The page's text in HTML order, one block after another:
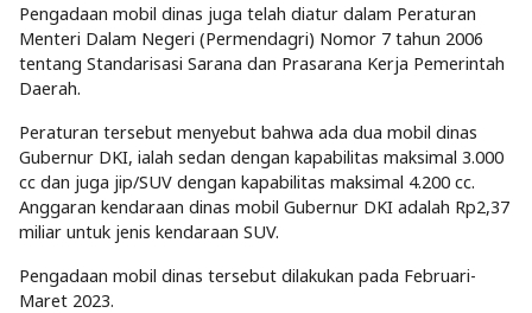
Pengadaan mobil dinas juga telah diatur dalam Peraturan
Menteri Dalam Negeri (Permendagri) Nomor 7 tahun 2006
tentang Standarisasi Sarana dan Prasarana Kerja Pemerintah
Daerah.
Peraturan tersebut menyebut bahwa ada dua mobil dinas
Gubernur DKI, ialah sedan dengan kapabilitas maksimal 3.000
cc dan juga jip/SUV dengan kapabilitas maksimal 4.200 cc.
Anggaran kendaraan dinas mobil Gubernur DKI adalah Rp2,37
miliar untuk jenis kendaraan SUV.
Pengadaan mobil dinas tersebut dilakukan pada Februari-
Maret 2023.